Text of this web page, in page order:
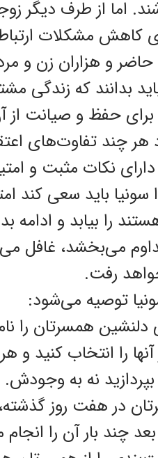
اما از طرف دیگر
کاهش مشکلات
و هزاران زن و
بدانند که زندگی
حفظ و صیانت از
هر چند تفاوت‌های
دارای نکات مثبت و
باید سعی کند
را بیابد و
می‌بخشد، غافل
رفت.
توصیه می‌شود:
آنها را انتخاب کنید
نه به وجودش.
در هفت روز
بعد چند بار آن را